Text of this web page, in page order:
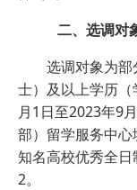
二、选调对
选调对象为
士）及以上学历
月1日至2023年9
部）留学服务中
知名高校优秀全
2。